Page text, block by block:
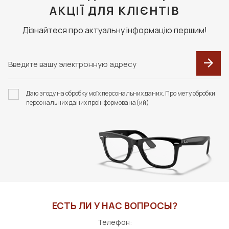
АКЦІЇ ДЛЯ КЛІЄНТІВ
Дізнайтеся про актуальну інформацію першим!
Даю згоду на обробку моїх персональних даних. Про мету обробки
персональних даних проінформована(ий)
ЕСТЬ ЛИ У НАС ВОПРОСЫ?
Телефон: